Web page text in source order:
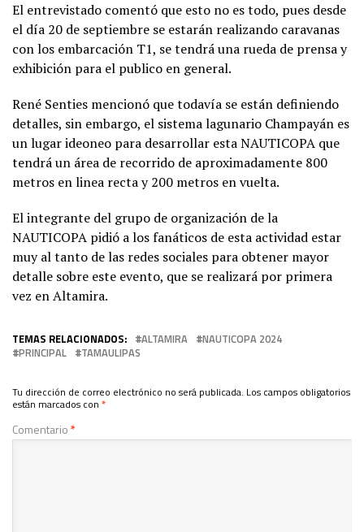
El entrevistado comentó que esto no es todo, pues desde
el día 20 de septiembre se estarán realizando caravanas
con los embarcación T1, se tendrá una rueda de prensa y
exhibición para el publico en general.
René Senties mencionó que todavía se están definiendo
detalles, sin embargo, el sistema lagunario Champayán es
un lugar ideoneo para desarrollar esta NAUTICOPA que
tendrá un área de recorrido de aproximadamente 800
metros en linea recta y 200 metros en vuelta.
El integrante del grupo de organización de la
NAUTICOPA pidió a los fanáticos de esta actividad estar
muy al tanto de las redes sociales para obtener mayor
detalle sobre este evento, que se realizará por primera
vez en Altamira.
TEMAS RELACIONADOS: ALTAMIRA
NAUTICOPA 2024
PRINCIPAL
TAMAULIPAS
Tu dirección de correo electrónico no será publicada. Los campos obligatorios
están marcados con *
Comentario*